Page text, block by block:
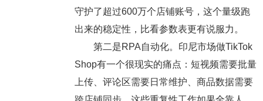
守护了超过600万个店铺账号，这个量级跑
出来的稳定性，比看参数表更有说服力。
第二是RPA自动化。印尼市场做TikTok
Shop有一个很现实的痛点：短视频需要批量
上传、评论区需要日常维护、商品数据需要